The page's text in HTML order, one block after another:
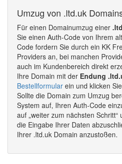
Umzug von .ltd.uk
Für einen Domainumzug einer
Sie einen Auth-Code von Ihrem
Code fordern Sie durch ein KK
Providers an, bei manchen
auch im Kundenbereich direkt
Ihre Domain mit der Endung
Bestellformular ein und klicken
Sollte die Domain zum Umzug
System auf, Ihren Auth-Code
auf „weiter zum nächsten
die Eingabe Ihrer Daten
Ihrer .ltd.uk Domain anzustoßen.